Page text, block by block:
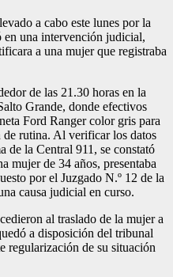
a cabo este lunes por la
en una intervención judicial,
a una mujer que registraba
de las 21.30 horas en la
Grande, donde efectivos
Ford Ranger color gris para
rutina. Al verificar los datos
de la Central 911, se constató
mujer de 34 años, presentaba
por el Juzgado N.º 12 de la
causa judicial en curso.
al traslado de la mujer a
a disposición del tribunal
regularización de su situación